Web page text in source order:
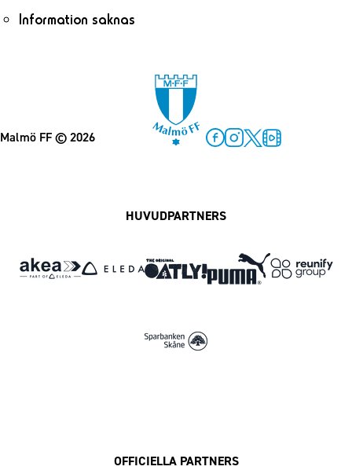
Information saknas
Malmö FF© 2026
HUVUDPARTNERS
OFFICIELLA PARTNERS